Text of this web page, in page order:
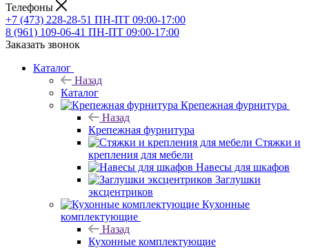
Телефоны
+7 (473) 228-28-51 ПН-ПТ 09:00-17:00
8 (961) 109-06-41 ПН-ПТ 09:00-17:00
Заказать звонок
Каталог
Назад
Каталог
Крепежная фурнитура
Назад
Крепежная фурнитура
Стяжки и
крепления для мебели
Навесы для шкафов
Заглушки
эксцентриков
Кухонные
комплектующие
Назад
Кухонные комплектующие